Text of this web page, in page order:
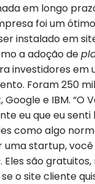
em longo
foi um
instalado em
a adoção de
investidores em
Foram 250
e IBM. “O
eu que eu
como algo
startup, você
. Eles são
o site cliente